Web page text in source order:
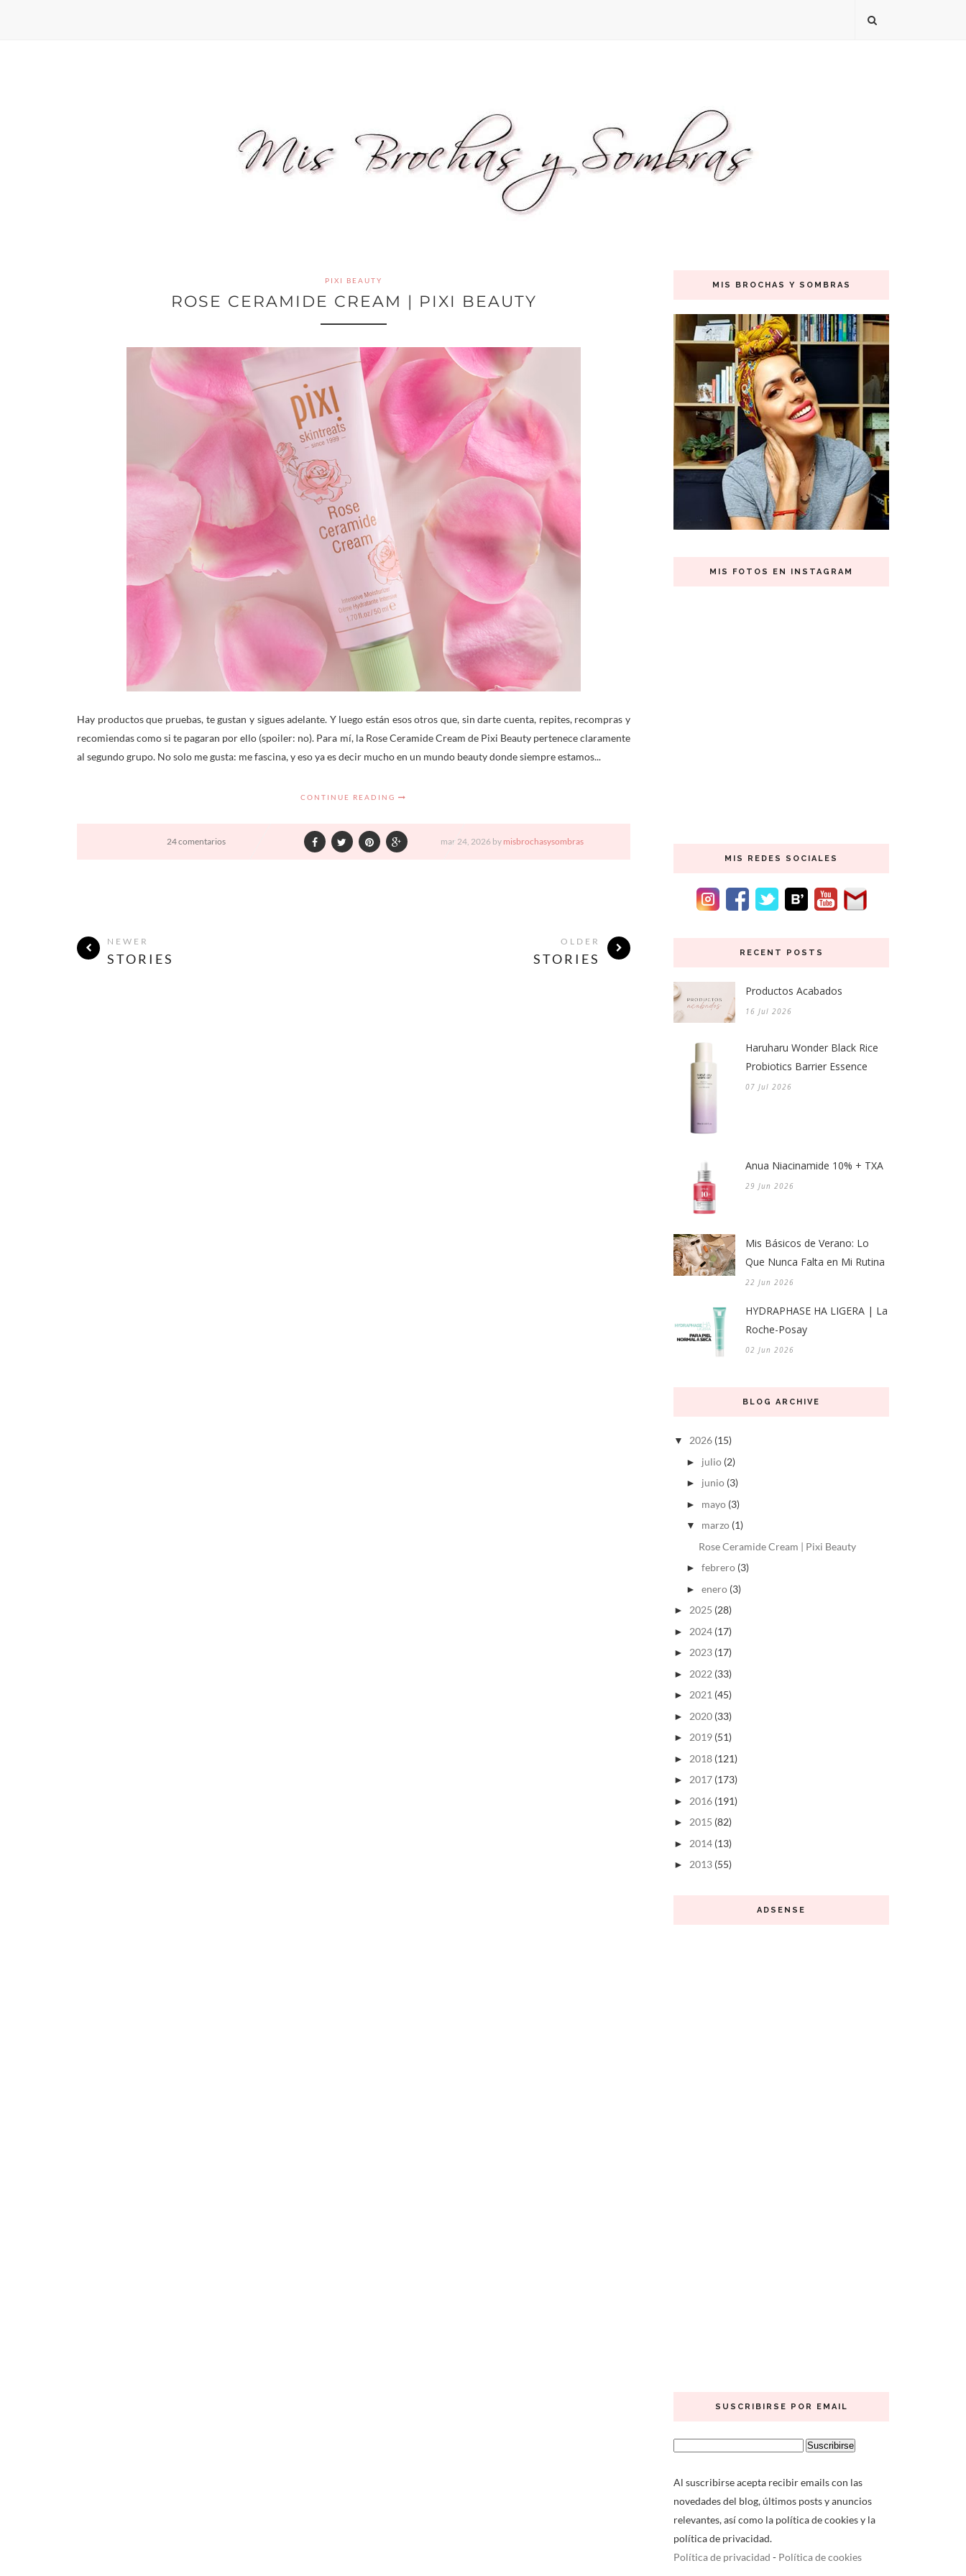
PIXI BEAUTY
ROSE CERAMIDE CREAM | PIXI BEAUTY
Hay productos que pruebas, te gustan y sigues adelante. Y luego están esos otros que, sin darte cuenta, repites, recompras y
recomiendas como si te pagaran por ello (spoiler: no). Para mí, la Rose Ceramide Cream de Pixi Beauty pertenece claramente
al segundo grupo. No solo me gusta: me fascina, y eso ya es decir mucho en un mundo beauty donde siempre estamos...
CONTINUE READING
24 comentarios mar 24, 2026 by misbrochasysombras
NEWER
STORIES
OLDER
STORIES
MIS BROCHAS Y SOMBRAS
MIS FOTOS EN INSTAGRAM
MIS REDES SOCIALES
RECENT POSTS
Productos Acabados
16 Jul 2026
Haruharu Wonder Black Rice
Probiotics Barrier Essence
07 Jul 2026
Anua Niacinamide 10% + TXA
29 Jun 2026
Mis Básicos de Verano: Lo
Que Nunca Falta en Mi Rutina
22 Jun 2026
HYDRAPHASE HA LIGERA | La
Roche-Posay
02 Jun 2026
BLOG ARCHIVE
▼ 2026 (15)
► julio (2)
► junio (3)
► mayo (3)
▼ marzo (1)
Rose Ceramide Cream | Pixi Beauty
► febrero (3)
► enero (3)
► 2025 (28)
► 2024 (17)
► 2023 (17)
► 2022 (33)
► 2021 (45)
► 2020 (33)
► 2019 (51)
► 2018 (121)
► 2017 (173)
► 2016 (191)
► 2015 (82)
► 2014 (13)
► 2013 (55)
ADSENSE
SUSCRIBIRSE POR EMAIL
Al suscribirse acepta recibir emails con las
novedades del blog, últimos posts y anuncios
relevantes, así como la política de cookies y la
política de privacidad.
Política de privacidad - Política de cookies